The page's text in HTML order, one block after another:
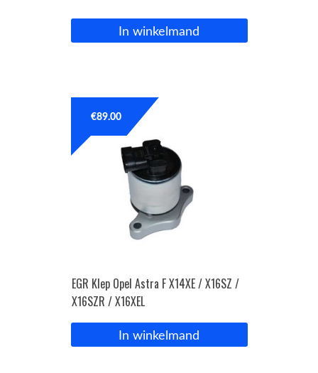
In winkelmand
EGR Klep Opel Astra F X14XE / X16SZ /
X16SZR / X16XEL
€89.00
In winkelmand